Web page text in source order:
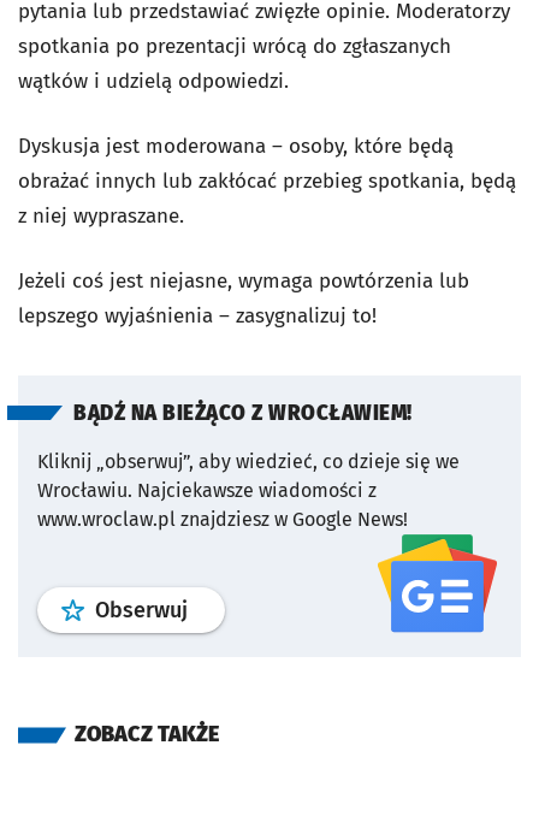
pytania lub przedstawiać zwięzłe opinie. Moderatorzy
spotkania po prezentacji wrócą do zgłaszanych
wątków i udzielą odpowiedzi.
Dyskusja jest moderowana – osoby, które będą
obrażać innych lub zakłócać przebieg spotkania, będą
z niej wypraszane.
Jeżeli coś jest niejasne, wymaga powtórzenia lub
lepszego wyjaśnienia – zasygnalizuj to!
BĄDŹ NA BIEŻĄCO Z WROCŁAWIEM!
Kliknij „obserwuj”, aby wiedzieć, co dzieje się we
Wrocławiu. Najciekawsze wiadomości z
www.wroclaw.pl znajdziesz w Google News!
Obserwuj profil serwisu
ZOBACZ TAKŻE